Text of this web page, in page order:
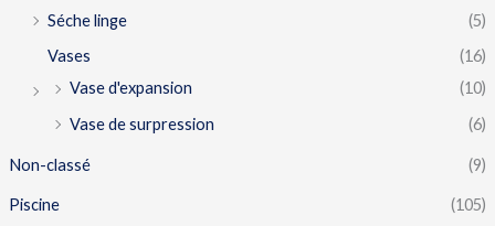
Séche linge
(5)
Vases
(16)
Vase d'expansion
(10)
Vase de surpression
(6)
Non-classé (9)
Piscine
(105)